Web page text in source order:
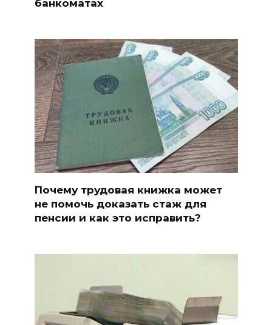
банкоматах
Почему трудовая книжка может
не помочь доказать стаж для
пенсии и как это исправить?